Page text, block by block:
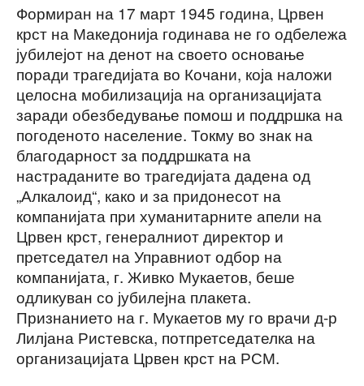
Формиран на 17 март 1945 година, Црвен
крст на Македонија годинава не го одбележа
јубилејот на денот на своето основање
поради трагедијата во Кочани, која наложи
целосна мобилизација на организацијата
заради обезбедување помош и поддршка на
погоденото население. Токму во знак на
благодарност за поддршката на
настраданите во трагедијата дадена од
„Алкалоид“, како и за придонесот на
компанијата при хуманитарните апели на
Црвен крст, генералниот директор и
претседател на Управниот одбор на
компанијата, г. Живко Мукаетов, беше
одликуван со јубилејна плакета.
Признанието на г. Мукаетов му го врачи д-р
Лилјана Ристевска, потпретседателка на
организацијата Црвен крст на РСМ.